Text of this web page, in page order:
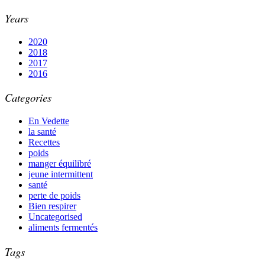
Years
2020
2018
2017
2016
Categories
En Vedette
la santé
Recettes
poids
manger équilibré
jeune intermittent
santé
perte de poids
Bien respirer
Uncategorised
aliments fermentés
Tags